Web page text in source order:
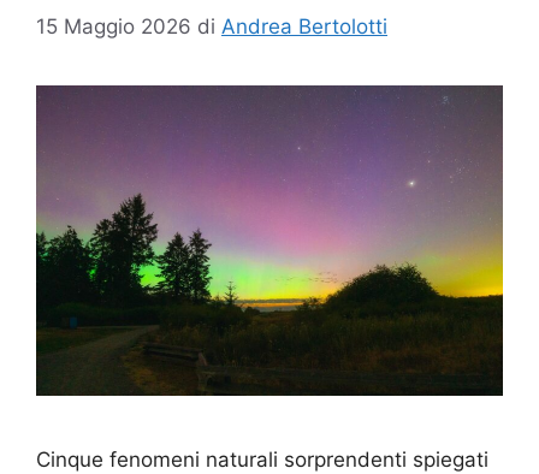
15 Maggio 2026 di Andrea Bertolotti
Cinque fenomeni naturali sorprendenti spiegati